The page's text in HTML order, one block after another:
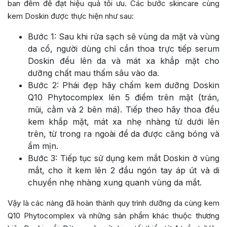
ban đêm để đạt hiệu quả tối ưu. Các bước skincare cùng
kem Doskin được thực hiện như sau:
Bước 1: Sau khi rửa sạch sẽ vùng da mặt và vùng
da cổ, người dùng chỉ cần thoa trực tiếp serum
Doskin đều lên da và mát xa khắp mặt cho
dưỡng chất mau thấm sâu vào da.
Bước 2: Phái đẹp hãy chấm kem dưỡng Doskin
Q10 Phytocomplex lên 5 điểm trên mặt (trán,
mũi, cằm và 2 bên má). Tiếp theo hãy thoa đều
kem khắp mặt, mát xa nhẹ nhàng từ dưới lên
trên, từ trong ra ngoài để da được căng bóng và
ẩm mịn.
Bước 3: Tiếp tục sử dụng kem mắt Doskin ở vùng
mắt, cho ít kem lên 2 đầu ngón tay áp út và di
chuyển nhẹ nhàng xung quanh vùng da mắt.
Vậy là các nàng đã hoàn thành quy trình dưỡng da cùng kem
Q10 Phytocomplex và những sản phẩm khác thuộc thương